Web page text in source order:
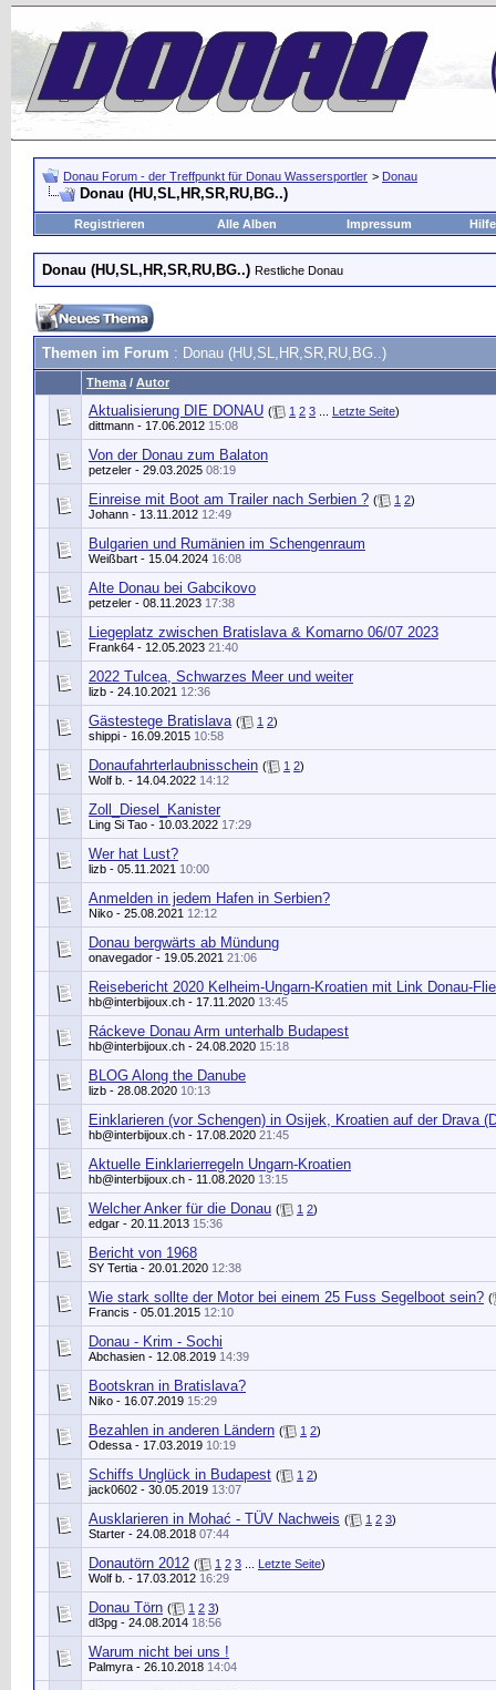
Donau Forum - der Treffpunkt für Donau Wassersportler > Donau
Donau (HU,SL,HR,SR,RU,BG..)
Registrieren Alle Alben Impressum Hilfe
Donau (HU,SL,HR,SR,RU,BG..) Restliche Donau
Themen im Forum : Donau (HU,SL,HR,SR,RU,BG..)
Thema / Autor
Aktualisierung DIE DONAU ( 1 2 3 Letzte Seite)
dittmann - 17.06.2012 15:08
Von der Donau zum Balaton
petzeler - 29.03.2025 08:19
Einreise mit Boot am Trailer nach Serbien ? ( 1 2)
Johann - 13.11.2012 12:49
Bulgarien und Rumänien im Schengenraum
Weißbart - 15.04.2024 16:08
Alte Donau bei Gabcikovo
petzeler - 08.11.2023 17:38
Liegeplatz zwischen Bratislava & Komarno 06/07 2023
Frank64 - 12.05.2023 21:40
2022 Tulcea, Schwarzes Meer und weiter
lizb - 24.10.2021 12:36
Gästestege Bratislava ( 1 2)
shippi - 16.09.2015 10:58
Donaufahrterlaubnisschein ( 1 2)
Wolf b. - 14.04.2022 14:12
Zoll_Diesel_Kanister
Ling Si Tao - 10.03.2022 17:29
Wer hat Lust?
lizb - 05.11.2021 10:00
Anmelden in jedem Hafen in Serbien?
Niko - 25.08.2021 12:12
Donau bergwärts ab Mündung
onavegador - 19.05.2021 21:06
Reisebericht 2020 Kelheim-Ungarn-Kroatien mit Link Donau-
hb@interbijoux.ch - 17.11.2020 13:45
Ráckeve Donau Arm unterhalb Budapest
hb@interbijoux.ch - 24.08.2020 15:18
BLOG Along the Danube
lizb - 28.08.2020 10:13
Einklarieren (vor Schengen) in Osijek, Kroatien auf der Drava
hb@interbijoux.ch - 17.08.2020 21:45
Aktuelle Einklarierregeln Ungarn-Kroatien
hb@interbijoux.ch - 11.08.2020 13:15
Welcher Anker für die Donau ( 1 2)
edgar - 20.11.2013 15:36
Bericht von 1968
SY Tertia - 20.01.2020 12:38
Wie stark sollte der Motor bei einem 25 Fuss Segelboot sein? (
Francis - 05.01.2015 12:10
Donau - Krim - Sochi
Abchasien - 12.08.2019 14:39
Bootskran in Bratislava?
Niko - 16.07.2019 15:29
Bezahlen in anderen Ländern ( 1 2)
Odessa - 17.03.2019 10:19
Schiffs Unglück in Budapest ( 1 2)
jack0602 - 30.05.2019 13:07
Ausklarieren in Mohać - TÜV Nachweis ( 1 2 3)
Starter - 24.08.2018 07:44
Donautörn 2012 ( 1 2 3 Letzte Seite)
Wolf b. - 17.03.2012 16:29
Donau Törn ( 1 2 3)
dl3pg - 24.08.2014 18:56
Warum nicht bei uns !
Palmyra - 26.10.2018 14:04